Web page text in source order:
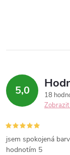
5,0
18
jsem spokojená
hodnotím 5